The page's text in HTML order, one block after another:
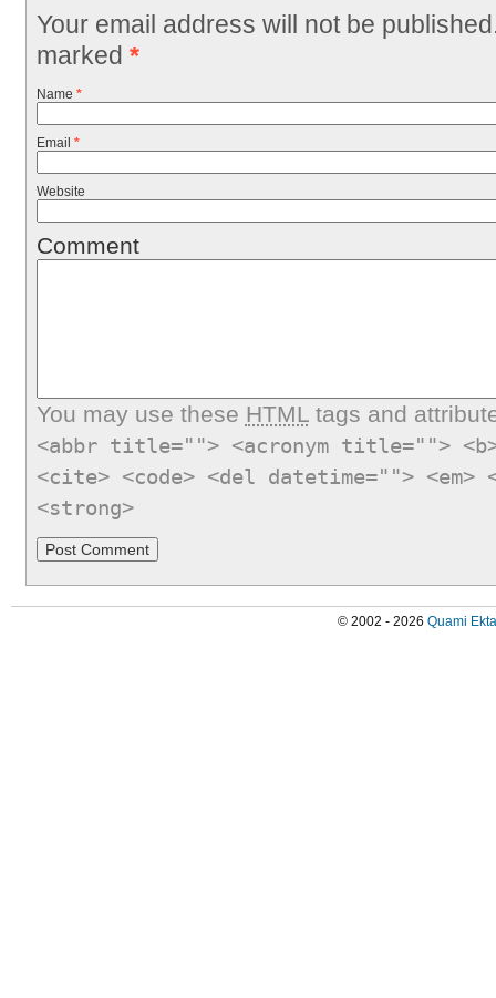
Your email address will not be
marked *
Name *
Email *
Website
Comment
You may use these HTMLtags and
<abbr title=""> <acronym title="">
<cite> <code> <del datetime="">
<strong>
© 2002 - 2026 Quami